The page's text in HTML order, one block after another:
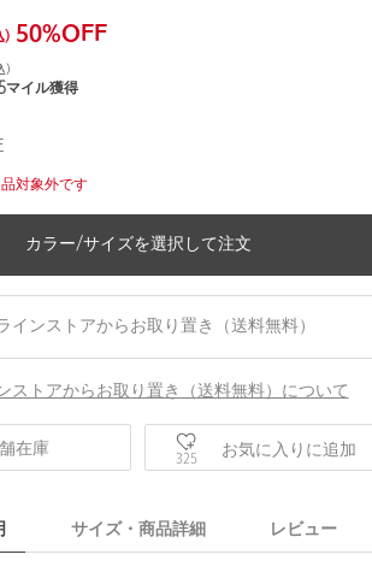
) 50%OFF
)
マイル獲得
対象外です
カラー/サイズを選択して注文
インストアからお取り置き（送料無料）
ストアからお取り置き（送料無料）について
在庫
325 お気に入りに追加
サイズ・商品詳細 レビュー